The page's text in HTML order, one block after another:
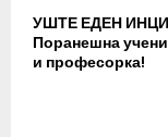
УШТЕ ЕДЕН
Поранешна
и професорка!